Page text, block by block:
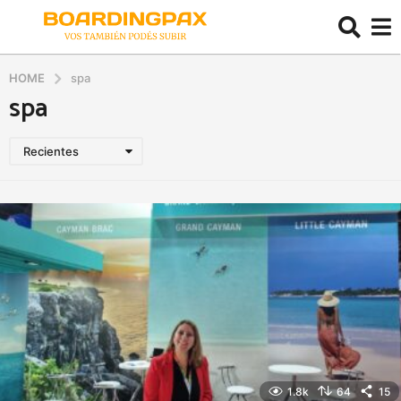
HOME spa
spa
Recientes
1.8k 64 15